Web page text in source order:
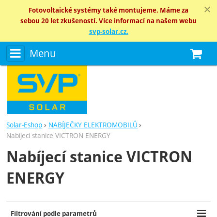
Fotovoltaické systémy také montujeme. Máme za
sebou 20 let zkušeností. Více informací na našem webu
svp-solar.cz.
Menu
Solar-Eshop
NABÍJEČKY ELEKTROMOBILŮ
Nabíjecí stanice VICTRON ENERGY
Nabíjecí stanice VICTRON
ENERGY
Filtrování podle parametrů